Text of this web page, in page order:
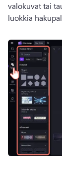
valokuvat tai
luokkia